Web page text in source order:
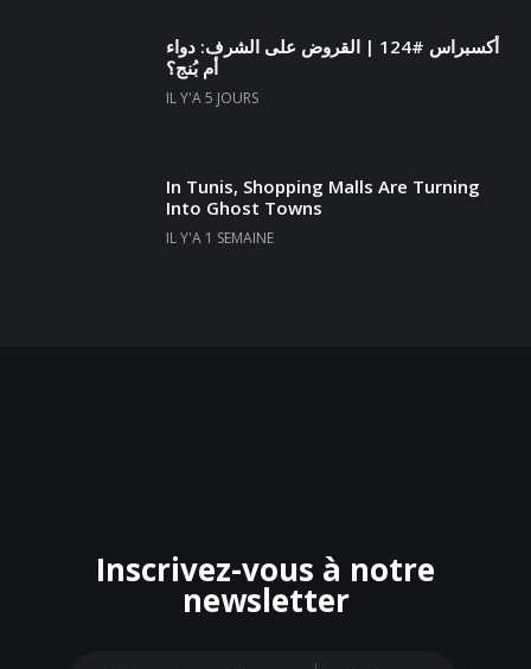
أكسبراس #124 | القروض على الشرف: دواء
أم بُنج؟
IL Y'A 5 JOURS
In Tunis, Shopping Malls Are Turning
Into Ghost Towns
IL Y'A 1 SEMAINE
Inscrivez-vous à notre
newsletter